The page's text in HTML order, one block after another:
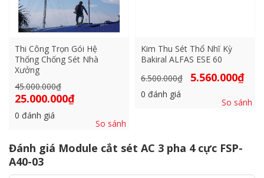
Thi Công Trọn Gói Hệ
Thống Chống Sét Nhà
Xưởng
45.000.000₫
gốc
là:
25.000.000₫Giá
0 đánh giá
So sánh
Kim Thu Sét Thổ Nhĩ Kỳ
Bakiral ALFAS ESE 60
6.500.000₫
Giá
gốc
6.500.000₫.
5.560.000₫Giá
là:
0 đánh giá
So sánh
Đánh giá Module cắt sét AC 3 pha 4 cực FSP-
A40-03